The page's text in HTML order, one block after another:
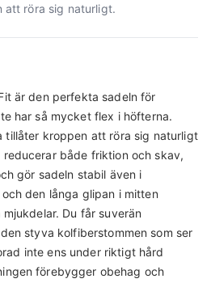
att röra sig naturligt.
är den perfekta sadeln för
har så mycket flex i höfterna.
tillåter kroppen att röra sig naturligt
både friktion och skav,
gör sadeln stabil även i
den långa glipan i mitten
Du får suverän
styva kolfiberstommen som ser
inte ens under riktigt hård
förebygger obehag och